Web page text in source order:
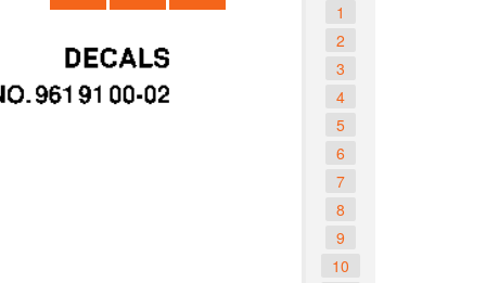
1
2
3
4
5
6
7
8
9
10